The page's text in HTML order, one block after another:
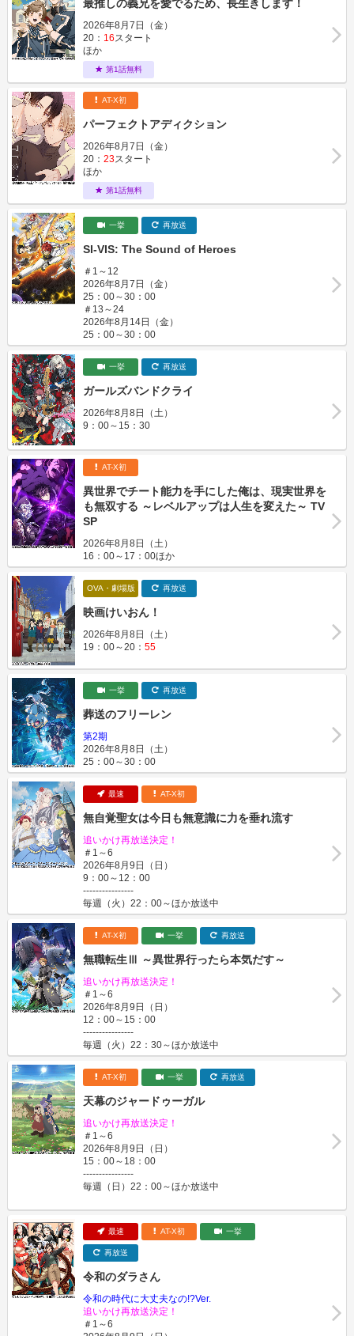
最推しの義兄を愛でるため、長生きします！
2026年8月7日（金）
20： 16スタート
ほか
第1話無料
AT-X初
パーフェクトアディクション
2026年8月7日（金）
20： 23スタート
ほか
第1話無料
一挙 再放送
SI-VIS: The Sound of Heroes
＃1～12
2026年8月7日（金）
25：00～30：00
＃13～24
2026年8月14日（金）
25：00～30：00
一挙 再放送
ガールズバンドクライ
2026年8月8日（土）
9：00～15：30
AT-X初
異世界でチート能力を手にした俺は、現実世界を
も無双する ～レベルアップは人生を変えた～ TV
SP
2026年8月8日（土）
16：00～17：00ほか
OVA・劇場版 再放送
映画けいおん！
2026年8月8日（土）
19：00～20： 55
一挙 再放送
葬送のフリーレン
第2期
2026年8月8日（土）
25：00～30：00
最速 AT-X初
無自覚聖女は今日も無意識に力を垂れ流す
追いかけ再放送決定！
＃1～6
2026年8月9日（日）
9：00～12：00
----------------
毎週（火）22：00～ほか放送中
AT-X初 一挙 再放送
無職転生Ⅲ ～異世界行ったら本気だす～
追いかけ再放送決定！
＃1～6
2026年8月9日（日）
12：00～15：00
----------------
毎週（火）22：30～ほか放送中
AT-X初 一挙 再放送
天幕のジャードゥーガル
追いかけ再放送決定！
＃1～6
2026年8月9日（日）
15：00～18：00
----------------
毎週（日）22：00～ほか放送中
最速 AT-X初 一挙
再放送
令和のダラさん
令和の時代に大丈夫なの!?Ver.
追いかけ再放送決定！
＃1～6